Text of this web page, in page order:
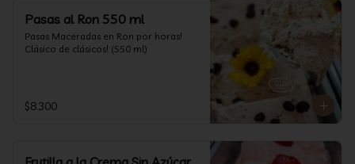
Pasas al Ron 550 ml
Pasas Maceradas en Ron por horas!
Clásico de clásicos! (550 ml)
$8.300